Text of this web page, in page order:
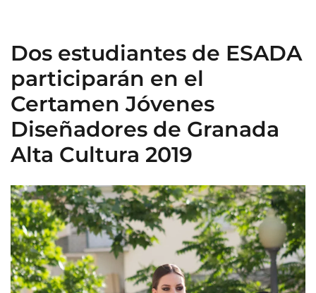
Dos estudiantes de ESADA
participarán en el
Certamen Jóvenes
Diseñadores de Granada
Alta Cultura 2019